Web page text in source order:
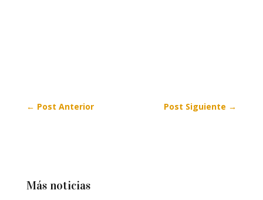
← Post Anterior Post Siguiente →
Más noticias